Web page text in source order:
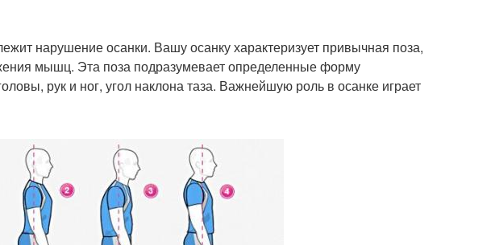
нарушение осанки. Вашу осанку характеризует привычная поза,
мышц. Эта поза подразумевает определенные форму
рук и ног, угол наклона таза. Важнейшую роль в осанке играет